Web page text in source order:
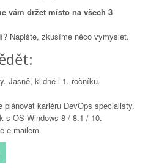
vám držet místo na všech 3
Napište, zkusíme něco vymyslet.
Jasně, klidně i 1. ročníku.
plánovat kariéru DevOps specialisty.
s OS Windows 8 / 8.1 / 10.
e-mailem.